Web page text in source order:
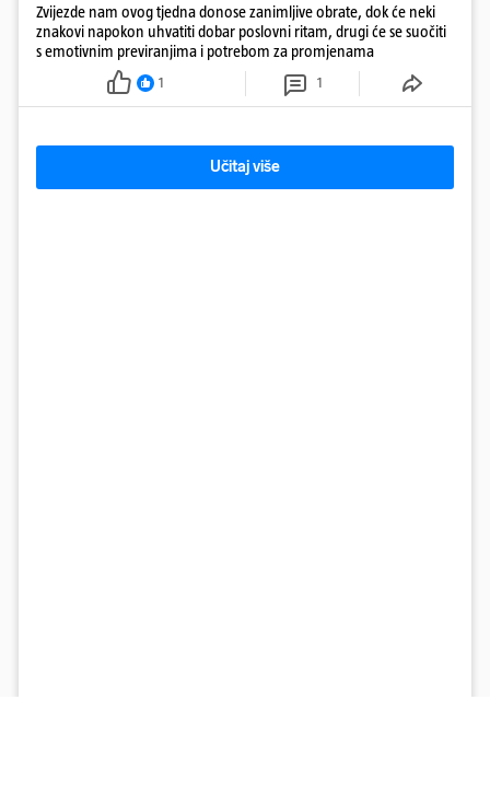
Zvijezde nam ovog tjedna donose zanimljive obrate, dok će neki
znakovi napokon uhvatiti dobar poslovni ritam, drugi će se suočiti
s emotivnim previranjima i potrebom za promjenama
1 1
Učitaj više